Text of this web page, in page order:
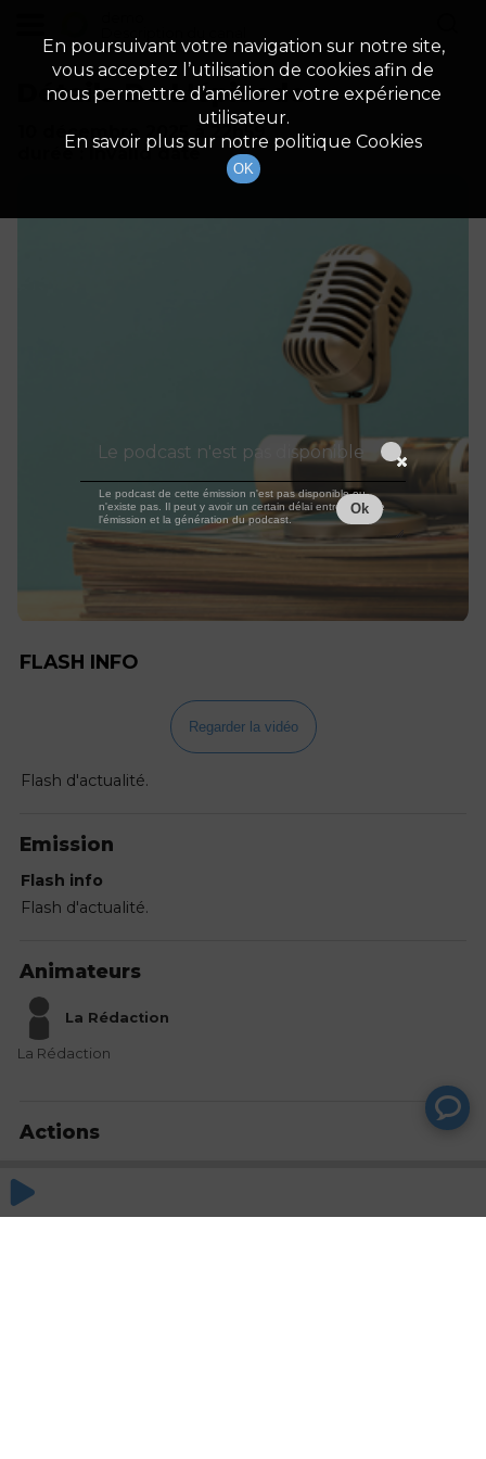
Détails De L'épisode
10 décembre 2025
à 22h59
durée : Invalid date
FLASH INFO
Regarder la vidéo
Flash d'actualité.
Emission
Flash info
Flash d'actualité.
Animateurs
La Rédaction
La Rédaction
Actions
En poursuivant votre navigation sur notre site,
vous acceptez l’utilisation de cookies afin de
nous permettre d’améliorer votre expérience
utilisateur.
En savoir plus sur notre politique Cookies
OK
Le podcast n'est pas disponible
Le podcast de cette émission n'est pas disponible ou
n'existe pas. Il peut y avoir un certain délai entre la fin de
l'émission et la génération du podcast.
Ok